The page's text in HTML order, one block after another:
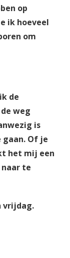
op
ik hoeveel
om
de
weg
is
gaan. Of je
het mij een
te
vrijdag.